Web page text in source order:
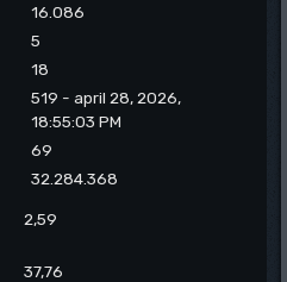
16.086
5
18
519 - april 28, 2026,
18:55:03 PM
69
32.284.368
2,59
37,76